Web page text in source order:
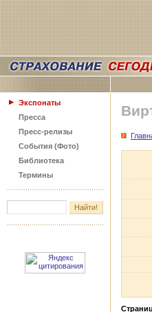
Экспонаты
Пресса
Пресс-релизы
События (Фото)
Библиотека
Термины